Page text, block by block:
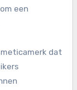
een
dat